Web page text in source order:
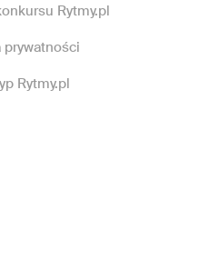
Rytmy.pl
prywatności
Rytmy.pl